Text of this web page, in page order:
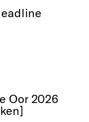
Oor 2026